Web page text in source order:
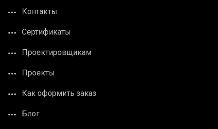
Контакты
Сертификаты
Проектировщикам
Проекты
Как оформить заказ
Блог